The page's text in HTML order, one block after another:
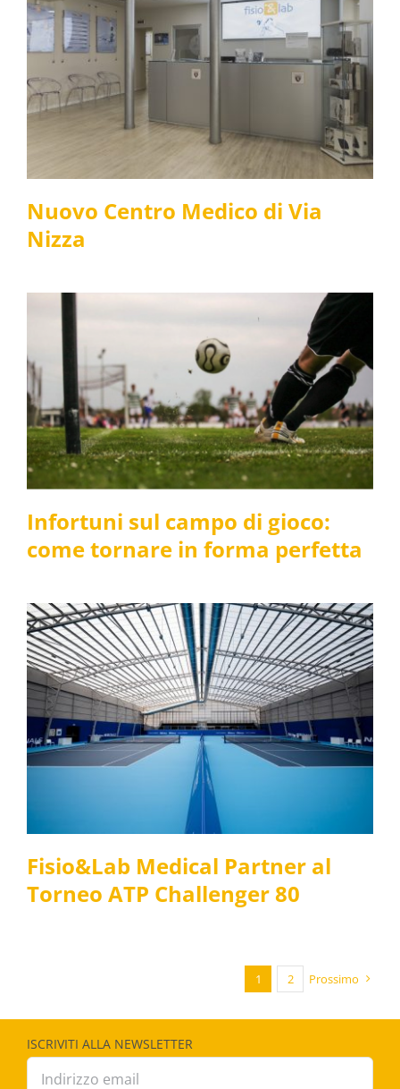
Nuovo Centro Medico di
Via Nizza
Fisioterapia
Nuovo Centro Medico di Via
Nizza
Infortuni sul campo di
gioco: come tornare in
forma perfetta
News e media
Infortuni sul campo di gioco:
come tornare in forma perfetta
Fisio&Lab Medical
Partner al Torneo ATP
Challenger 80
News e media
Fisio&Lab Medical Partner al
Torneo ATP Challenger 80
1 2 Prossimo
ISCRIVITI ALLA NEWSLETTER